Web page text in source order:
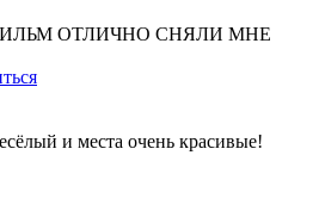
ОТЛИЧНО СНЯЛИ МНЕ
и места очень красивые!